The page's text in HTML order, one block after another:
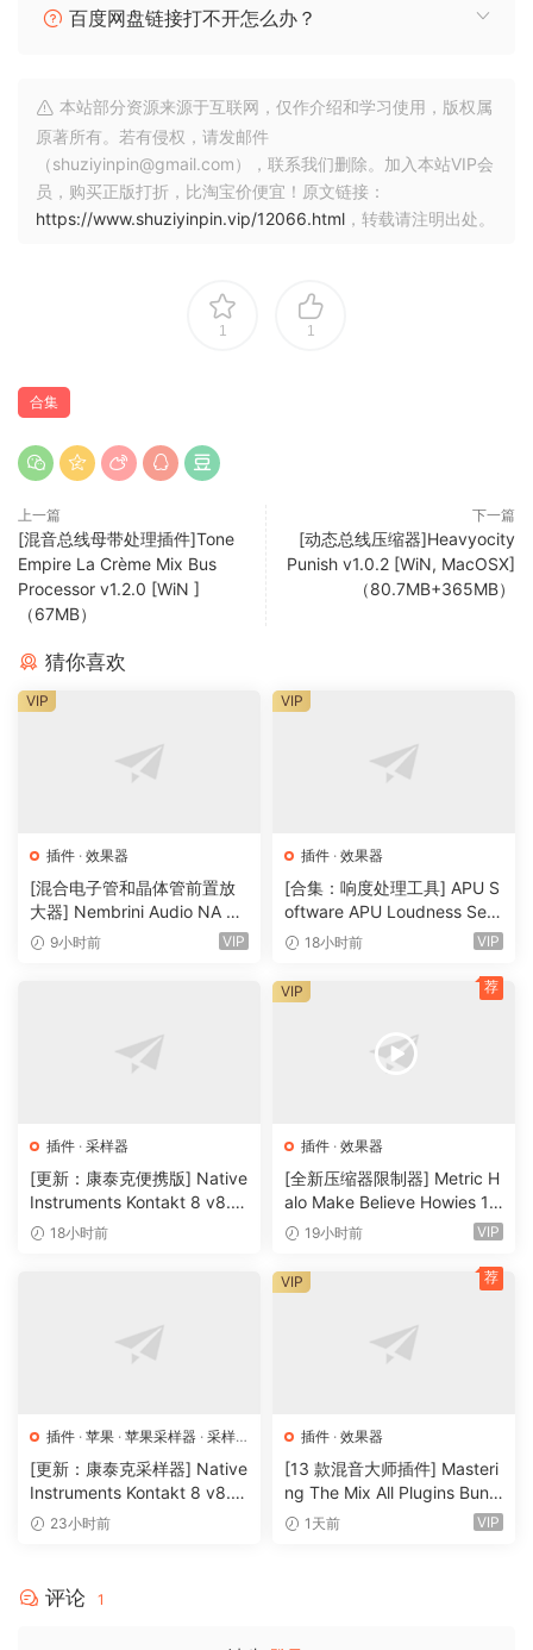
百度网盘链接打不开怎么办？
本站部分资源来源于互联网，仅作介绍和学习使用，版权属
原著所有。若有侵权，请发邮件
（shuziyinpin@gmail.com），联系我们删除。加入本站VIP会
员，购买正版打折，比淘宝价便宜！原文链接：
https://www.shuziyinpin.vip/12066.html ，转载请注明出处。
1 1
合集
上一篇
[混音总线母带处理插件]Tone
Empire La Crème Mix Bus
Processor v1.2.0 [WiN ]
（67MB）
下一篇
[动态总线压缩器]Heavyocity
Punish v1.0.2 [WiN, MacOSX]
（80.7MB+365MB）
猜你喜欢
插件 · 效果器
[混合电子管和晶体管前置放
大器] Nembrini Audio NA Ba
ss 3500 v1.0.0 Incl Keygen-
9小时前 VIP
VIP
插件 · 效果器
[合集：响度处理工具] APU S
oftware APU Loudness Seri
es v5.7.0 Incl Keygen-R2R
18小时前 VIP
VIP
插件 · 采样器
[更新：康泰克便携版] Native
Instruments Kontakt 8 v8.1
2.1 PORTABLE-vkDanilov
18小时前
插件 · 效果器
[全新压缩器限制器] Metric H
alo Make Believe Howies 17
9 v4.1.17-R2R [WiN]（30.0
19小时前 VIP
VIP 荐
插件 · 苹果 · 苹果采样器 · 采样
器
[更新：康泰克采样器] Native
Instruments Kontakt 8 v8.1
2.1 [WiN, MacOSX]（1.2GB
23小时前
插件 · 效果器
[13 款混音大师插件] Masteri
ng The Mix All Plugins Bundl
e v2026.08.03 [WiN, MacO
1天前 VIP
VIP 荐
评论 1